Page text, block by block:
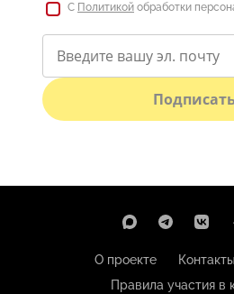
С Политикой обработки
О проекте Контакты
Правила участия в